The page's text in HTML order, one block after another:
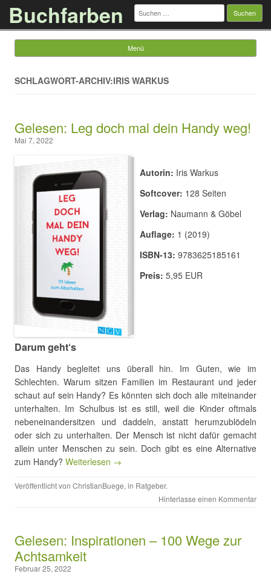
Buchfarben Suchen
nach:
Menü
SCHLAGWORT-ARCHIV:IRIS WARKUS
Gelesen: Leg doch mal dein Handy weg!
Mai 7, 2022
Autorin: Iris Warkus
Softcover: 128 Seiten
Verlag: Naumann & Göbel
Auflage: 1 (2019)
ISBN-13: 9783625185161
Preis: 5,95 EUR
Darum geht‘s
Das Handy begleitet uns überall hin. Im Guten, wie im
Schlechten. Warum sitzen Familien im Restaurant und jeder
schaut auf sein Handy? Es könnten sich doch alle miteinander
unterhalten. Im Schulbus ist es still, weil die Kinder oftmals
nebeneinandersitzen und daddeln, anstatt herumzublödeln
oder sich zu unterhalten. Der Mensch ist nicht dafür gemacht
allein unter Menschen zu sein. Doch gibt es eine Alternative
zum Handy? Weiterlesen →
Veröffentlicht von ChristianBuege, in Ratgeber.
Hinterlasse einen Kommentar
Gelesen: Inspirationen – 100 Wege zur
Achtsamkeit
Februar 25, 2022